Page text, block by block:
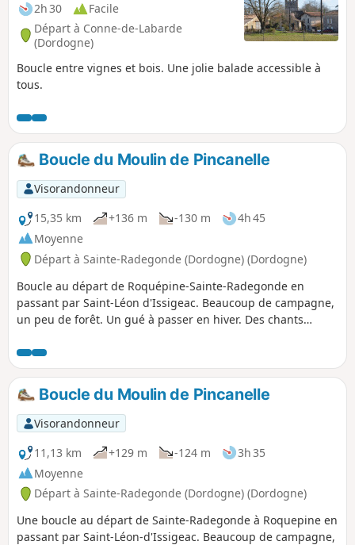
2h 30
Facile
Départ à Conne-de-Labarde
(Dordogne)
Boucle entre vignes et bois. Une jolie balade accessible à
tous.
Boucle du Moulin de Pincanelle
Visorandonneur
15,35 km
+136 m -130 m
4h 45
Moyenne
Départ à Sainte-Radegonde (Dordogne) (Dordogne)
Boucle au départ de Roquépine-Sainte-Radegonde en
passant par Saint-Léon d'Issigeac. Beaucoup de campagne,
un peu de forêt. Un gué à passer en hiver. Des chants
Un peu de petites routes, sans voitures ou presque. Et puis
les vestiges du Moulin de Pincanelle après le Bois de
Bayard.Boucle du Moulin de Pincanelle
Visorandonneur
11,13 km
+129 m -124 m
3h 35
Moyenne
Départ à Sainte-Radegonde (Dordogne) (Dordogne)
Une boucle au départ de Sainte-Radegonde à Roquepine en
passant par Saint-Léon-d'Issigeac. Beaucoup de campagne,